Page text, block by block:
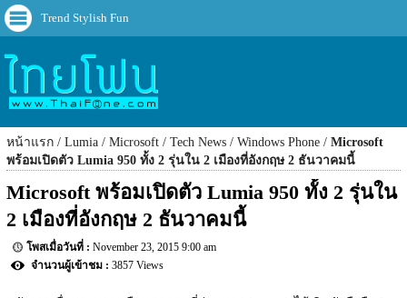
Trend Stylish Fun
หน้าแรก Lumia Microsoft Tech News Windows Phone
Microsoft
พร้อมเปิดตัว Lumia 950 ทั้ง 2 รุ่นใน 2 เมืองที่อังกฤษ 2 ธันวาคมนี้
Microsoft พร้อมเปิดตัว Lumia 950 ทั้ง 2 รุ่นใน
2 เมืองที่อังกฤษ 2 ธันวาคมนี้
November 23, 2015 9:00 am
3857 Views